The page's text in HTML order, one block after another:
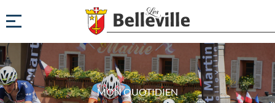
MON QUOTIDIEN